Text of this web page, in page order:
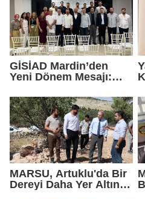
GİSİAD Mardin’den
Yeni Dönem Mesajı:
Daha Çok Üretim
MARSU, Artuklu'da Bir
Dereyi Daha Yer Altına